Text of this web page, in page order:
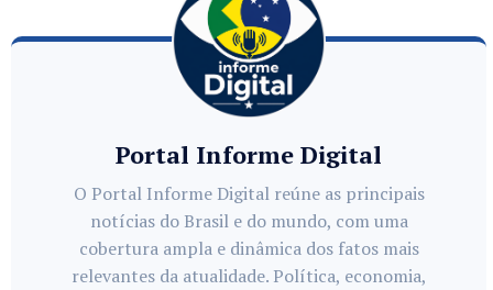
Portal Informe Digital
O Portal Informe Digital reúne as principais
notícias do Brasil e do mundo, com uma
cobertura ampla e dinâmica dos fatos mais
relevantes da atualidade. Política, economia,